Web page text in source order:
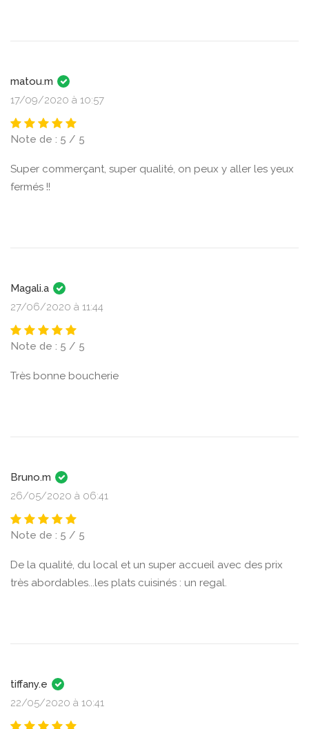
matou.m
17/09/2020 à 10:57
Note de : 5 / 5
Super commerçant, super qualité, on peux y aller les yeux
fermés !!
Magali.a
27/06/2020 à 11:44
Note de : 5 / 5
Très bonne boucherie
Bruno.m
26/05/2020 à 06:41
Note de : 5 / 5
De la qualité, du local et un super accueil avec des prix
très abordables...les plats cuisinés : un regal.
tiffany.e
22/05/2020 à 10:41